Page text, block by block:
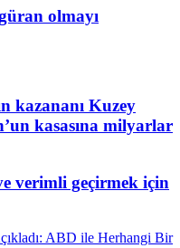
olmayı
kazananı Kuzey
kasasına milyarlar
verimli geçirmek için